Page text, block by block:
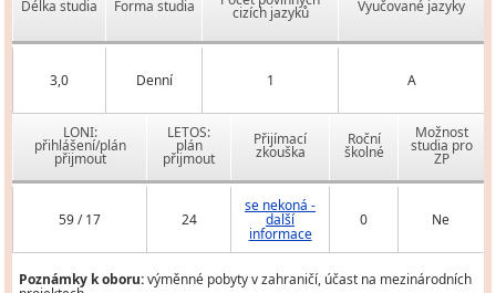
Délka studia Forma studia cizích jazyků Vyučované jazyky
3,0 Denní 1 A
LONI:
přihlášení/plán
přijmout
LETOS:
plán
přijmout
Přijímací
zkouška
Roční
školné
Možnost
studia pro
ZP
59 / 17 24
se nekoná -
další
informace
0 Ne
Poznámky k oboru:výměnné pobyty v zahraničí, účast na mezinárodních